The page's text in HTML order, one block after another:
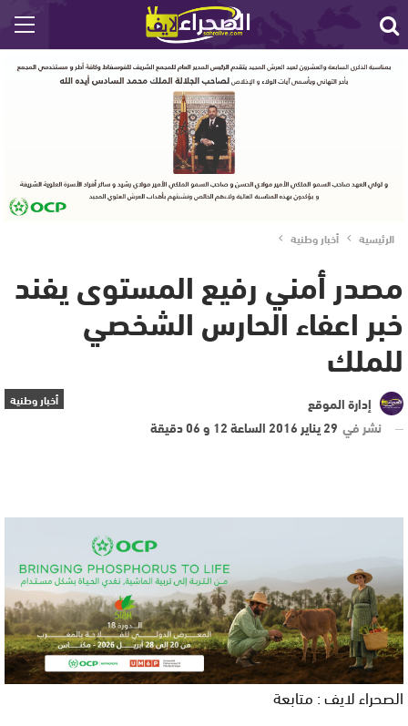
الرئيسية أخبار وطنية
مصدر أمني رفيع المستوى يفند
خبر اعفاء الحارس الشخصي
للملك
أخبار وطنية
إدارة الموقع
نشر في 29 يناير 2016 الساعة 12 و 06 دقيقة
الصحراء لايف : متابعة